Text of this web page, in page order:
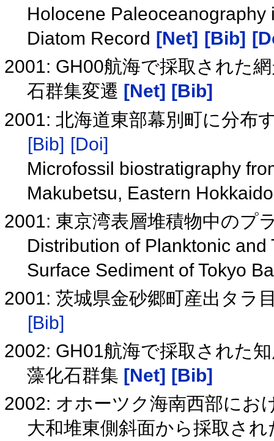
Holocene Paleoceanography
Diatom Record [Net] [Bib]
2001: GH00航海で採取された
石群集変遷 [Net] [Bib]
2001: 北海道東部幕別町に分布
[Bib] [Doi]
Microfossil biostratigraphy
Makubetsu, Eastern
2001: 東京湾表層堆積物中のプ
Distribution of Planktonic
Surface Sediment of Tokyo
2001: 茨城県金砂郷町産出タラ
[Bib]
2002: GH01航海で採取された
藻化石群集 [Net] [Bib]
2002: オホーツク海南西部にお
大和堆東側斜面から採取さ